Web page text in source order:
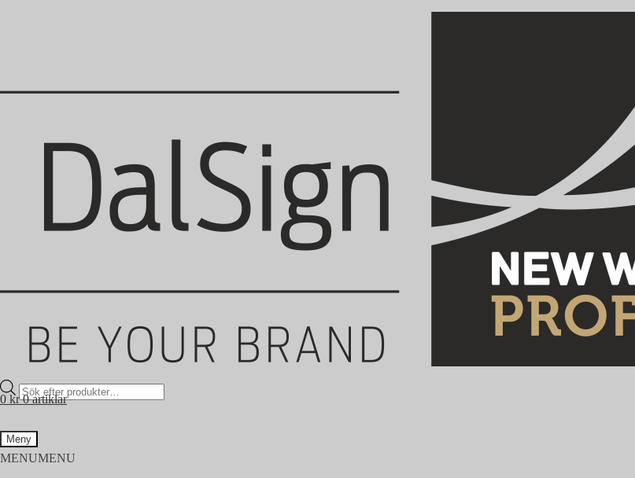
Products
search
0 kr 0 artiklar
Meny
MENUMENU